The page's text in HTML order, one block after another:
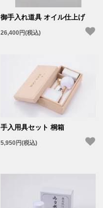
御手入れ道具 オイル仕上げ
26,400円(税込)
手入用具セット 桐箱
5,950円(税込)